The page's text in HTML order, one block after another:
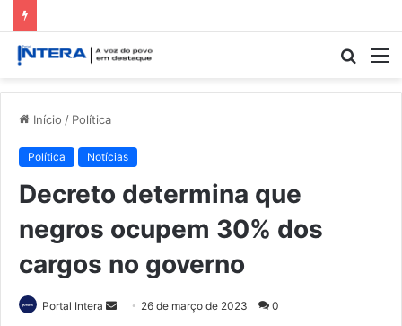
Início / Política
Política Notícias
Decreto determina que
negros ocupem 30% dos
cargos no governo
Portal Intera
Mande26 de março de 2023 0